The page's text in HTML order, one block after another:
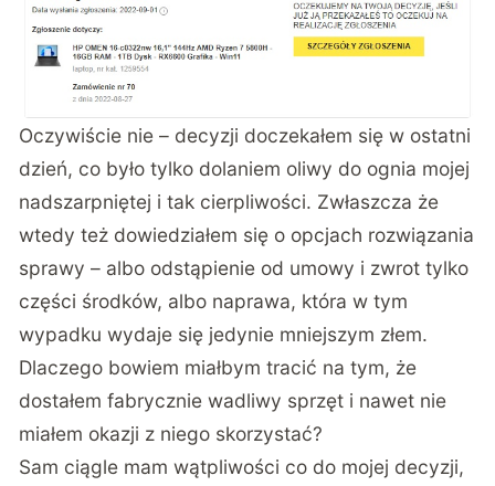
Oczywiście nie – decyzji doczekałem się w ostatni
dzień, co było tylko dolaniem oliwy do ognia mojej
nadszarpniętej i tak cierpliwości. Zwłaszcza że
wtedy też dowiedziałem się o opcjach rozwiązania
sprawy – albo odstąpienie od umowy i zwrot tylko
części środków, albo naprawa, która w tym
wypadku wydaje się jedynie mniejszym złem.
Dlaczego bowiem miałbym tracić na tym, że
dostałem fabrycznie wadliwy sprzęt i nawet nie
miałem okazji z niego skorzystać?
Sam ciągle mam wątpliwości co do mojej decyzji,